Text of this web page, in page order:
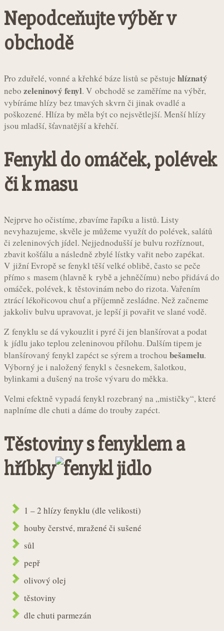
Nepodceňujte výběr v
obchodě
Pro zduřelé, vonné a křehké báze listů se pěstuje hlíznatý
nebo zeleninový fenyl. V obchodě se zaměříme na výběr,
vybíráme hlízy bez tmavých skvrn či jinak ovadlé a
poškozené. Hlíza by měla být co nejsvětlejší. Menší hlízy
jsou mladší, šťavnatější a křehčí.
Fenykl do omáček, polévek
či k masu
Nejprve ho očistíme, zbavíme řapíku a listů. Listy
nevyhazujeme, skvěle je můžeme využít do polévek, salátů
či zeleninových jídel. Nejjednodušší je bulvu rozříznout,
zbavit košťálu a následně zbylé lístky vařit nebo zapékat.
V jižní Evropě se fenykl těší velké oblibě, často se peče
přímo s masem (hlavně k rybě a jehněčímu) nebo přidává do
omáček, polévek, k těstovinám nebo do rizota. Vařením
ztrácí lékořicovou chuť a příjemně zesládne. Než začneme
jakkoliv bulvu upravovat, je lepší ji povařit ve slané vodě.
Z fenyklu se dá vykouzlit i pyré či jen blanšírovat a podat
k jídlu jako teplou zeleninovou přílohu. Dalším tipem je
blanšírovaný fenykl zapéct se sýrem a trochou bešamelu.
Výborný je i naložený fenykl s česnekem, šalotkou,
bylinkami a dušený na troše vývaru do měkka.
Velmi efektně vypadá fenykl rozebraný na „mističky“, které
naplníme dle chuti a dáme do trouby zapéct.
Těstoviny s fenyklem a
hříbky
1 – 2 hlízy fenyklu (dle velikosti)
houby čerstvé, mražené či sušené
sůl
pepř
olivový olej
těstoviny
dle chuti parmezán